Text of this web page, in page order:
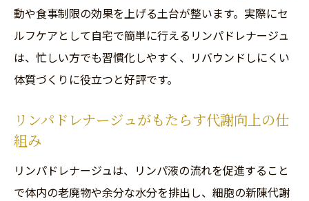
動や食事制限の効果を上げる土台が整います。実際にセ
ルフケアとして自宅で簡単に行えるリンパドレナージュ
は、忙しい方でも習慣化しやすく、リバウンドしにくい
体質づくりに役立つと好評です。
リンパドレナージュがもたらす代謝向上の仕
組み
リンパドレナージュは、リンパ液の流れを促進すること
で体内の老廃物や余分な水分を排出し、細胞の新陳代謝